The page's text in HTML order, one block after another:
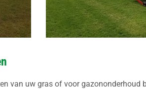
van uw gras of voor gazononderhoud